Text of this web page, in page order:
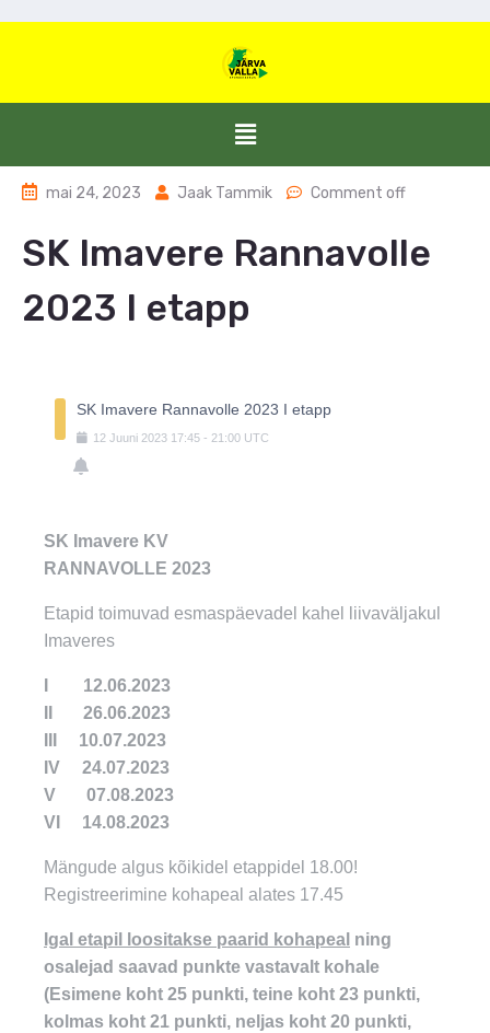
mai 24, 2023 Jaak Tammik Comment off
SK Imavere Rannavolle
2023 I etapp
SK Imavere Rannavolle 2023 I etapp
12 Juuni 2023 17:45 - 21:00 UTC
SK Imavere KV
RANNAVOLLE 2023
Etapid toimuvad esmaspäevadel kahel liivaväljakul
Imaveres
I 12.06.2023
II 26.06.2023
III 10.07.2023
IV 24.07.2023
V 07.08.2023
VI 14.08.2023
Mängude algus kõikidel etappidel 18.00!
Registreerimine kohapeal alates 17.45
Igal etapil loositakse paarid kohapeal ning
osalejad saavad punkte vastavalt kohale
(Esimene koht 25 punkti, teine koht 23 punkti,
kolmas koht 21 punkti, neljas koht 20 punkti,